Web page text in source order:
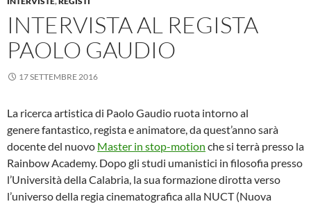
INTERVISTA AL REGISTA
PAOLO GAUDIO
17 SETTEMBRE 2016
La ricerca artistica di Paolo Gaudio ruota intorno al
genere fantastico, regista e animatore, da quest’anno sarà
docente del nuovo Master in stop-motion che si terrà presso la
Rainbow Academy. Dopo gli studi umanistici in filosofia presso
l’Università della Calabria, la sua formazione dirotta verso
l’universo della regia cinematografica alla NUCT (Nuova